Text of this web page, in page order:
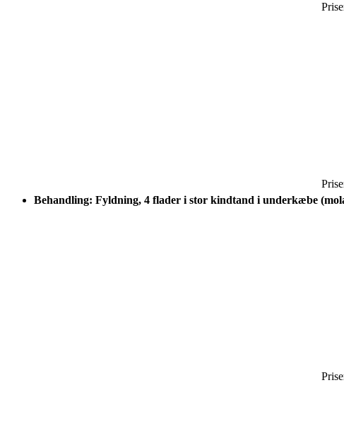
Behandling: Fyldning, 4 flader i stor kindtand i underkæbe